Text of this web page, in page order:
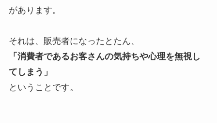
があります。
それは、販売者になったとたん、
「消費者であるお客さんの気持ちや心理を無視し
てしまう」
ということです。